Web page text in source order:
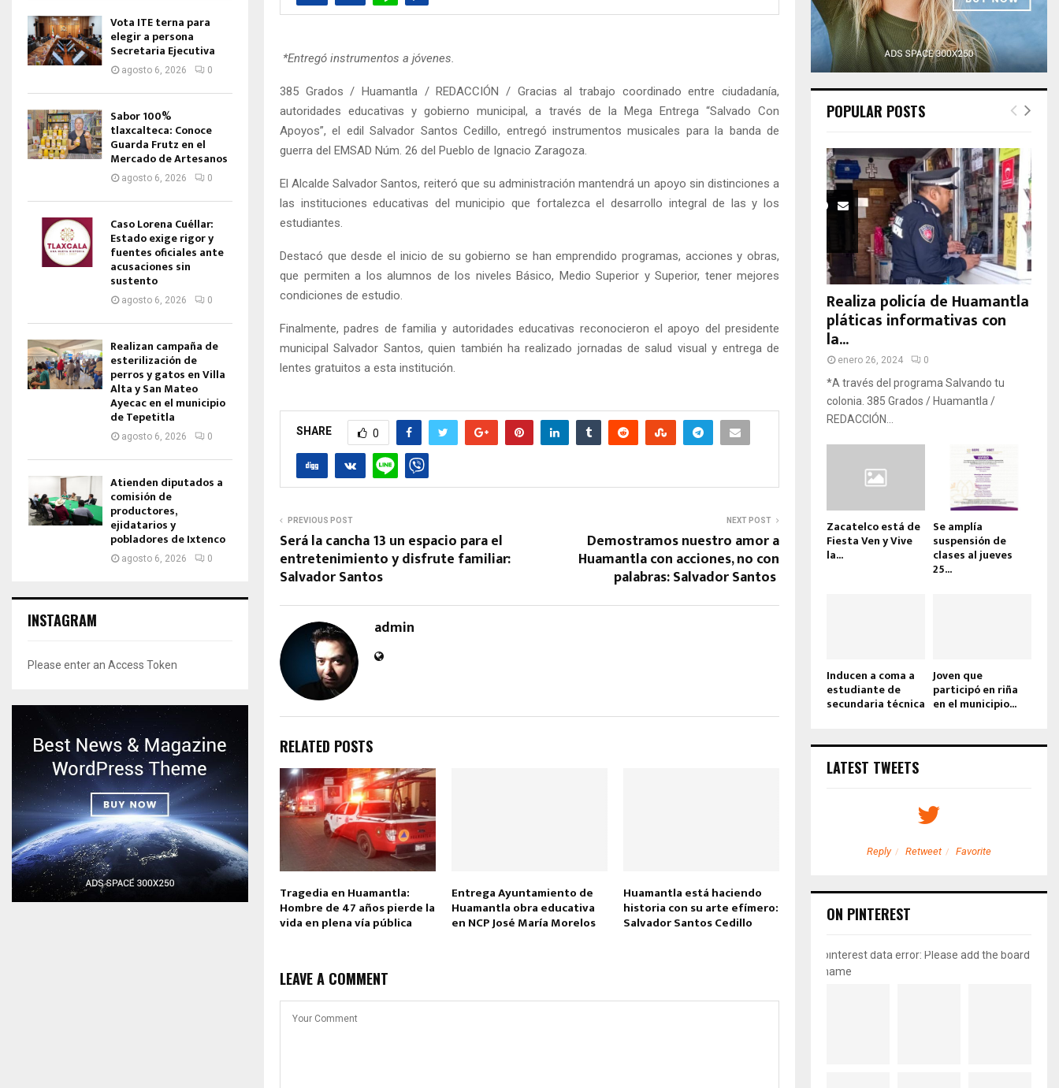
*Entregó instrumentos a jóvenes.
385 Grados / Huamantla / REDACCIÓN / Gracias al trabajo coordinado entre ciudadanía,
autoridades educativas y gobierno municipal, a través de la Mega Entrega “Salvado Con
Apoyos”, el edil Salvador Santos Cedillo, entregó instrumentos musicales para la banda de
guerra del EMSAD Núm. 26 del Pueblo de Ignacio Zaragoza.
El Alcalde Salvador Santos, reiteró que su administración mantendrá un apoyo sin distinciones a
las instituciones educativas del municipio que fortalezca el desarrollo integral de las y los
estudiantes.
Destacó que desde el inicio de su gobierno se han emprendido programas, acciones y obras,
que permiten a los alumnos de los niveles Básico, Medio Superior y Superior, tener mejores
condiciones de estudio.
Finalmente, padres de familia y autoridades educativas reconocieron el apoyo del presidente
municipal Salvador Santos, quien también ha realizado jornadas de salud visual y entrega de
lentes gratuitos a esta institución.
SHARE 0
PREVIOUS POST
Será la cancha 13 un espacio para el
entretenimiento y disfrute familiar:
Salvador Santos
NEXT POST
Demostramos nuestro amor a
Huamantla con acciones, no con
palabras: Salvador Santos
admin
RELATED POSTS
Tragedia en Huamantla:
Hombre de 47 años pierde la
vida en plena vía pública
Entrega Ayuntamiento de
Huamantla obra educativa
en NCP José María Morelos
Huamantla está haciendo
historia con su arte efímero:
Salvador Santos Cedillo
LEAVE A COMMENT
Vota ITE terna para
elegir a persona
Secretaria Ejecutiva
agosto 6, 2026 0
Sabor 100%
tlaxcalteca: Conoce
Guarda Frutz en el
Mercado de Artesanos
agosto 6, 2026 0
Caso Lorena Cuéllar:
Estado exige rigor y
fuentes oficiales ante
acusaciones sin
sustento
agosto 6, 2026 0
Realizan campaña de
esterilización de
perros y gatos en Villa
Alta y San Mateo
Ayecac en el municipio
de Tepetitla
agosto 6, 2026 0
Atienden diputados a
comisión de
productores,
ejidatarios y
pobladores de Ixtenco
agosto 6, 2026 0
INSTAGRAM
Please enter an Access Token
POPULAR POSTS
Realiza policía de Huamantla
pláticas informativas con
la...
enero 26, 2024 0
*A través del programa Salvando tu
colonia. 385 Grados / Huamantla /
REDACCIÓN...
Zacatelco está de
Fiesta Ven y Vive
la...
Se amplía
suspensión de
clases al jueves
25...
Inducen a coma a
estudiante de
secundaria técnica
Joven que
participó en riña
en el municipio...
LATEST TWEETS
Reply Retweet Favorite
ON PINTEREST
pinterest data error: Please add the board
name